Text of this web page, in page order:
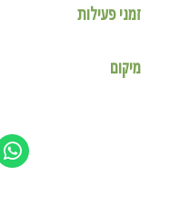
זמני פעילות
מיקום